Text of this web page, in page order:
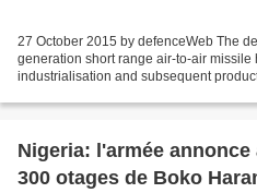
27 October 2015 by defenceWeb The
generation short range air-to-air missile
industrialisation and subsequent
Nigeria: l'armée
300 otages de Boko